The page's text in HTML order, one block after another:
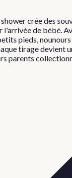
crée des
de bébé.
pieds,
tirage devient
parents